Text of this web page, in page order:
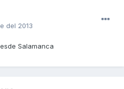
del 2013
Salamanca